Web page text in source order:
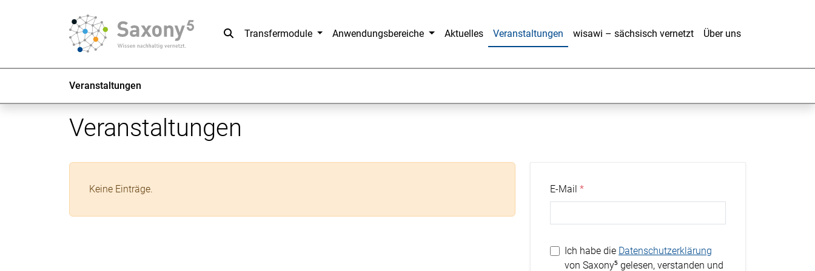
SucheTransfermodule Anwendungsbereiche Aktuelles Veranstaltungen wisawi – sächsisch vernetzt Über uns
Veranstaltungen
Veranstaltungen
Keine Einträge. E-Mail
Ich habe die Datenschutzerklärung
von Saxony⁵ gelesen, verstanden und